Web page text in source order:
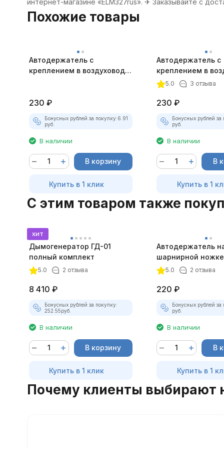
Похожие товары
Автодержатель с
креплением в воздуховод
230 ₽
Бонусных рублей за покупку:6.91
руб.
В наличии
В корзину
Купить в 1 клик
Автодержатель с
креплением в
магнитный
5.0 3 отзыва
230 ₽
Бонусных рублей за
руб.
В наличии
В
Купить в 1
C этим товаром также
хит
Дымогенератор ГД-01
полный комплект
5.0 2 отзыва
8 410 ₽
Бонусных рублей за покупку:
252.55руб.
В наличии
В корзину
Купить в 1 клик
Автодержатель
шарнирной ножке
магнитный
5.0 2 отзыва
220 ₽
Бонусных рублей за
руб.
В наличии
В
Купить в 1
Почему клиенты выбирают